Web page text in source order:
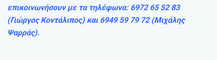
επικοινωνήσουν με τα τηλέφωνα: 6972 65 52 83
(Γιώργος Κοντάλιπος) και 6949 59 79 72 (Μιχάλης
Ψαρράς).